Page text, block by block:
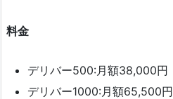
料金
デリバー500:月額38,000円
デリバー1000:月額65,500円